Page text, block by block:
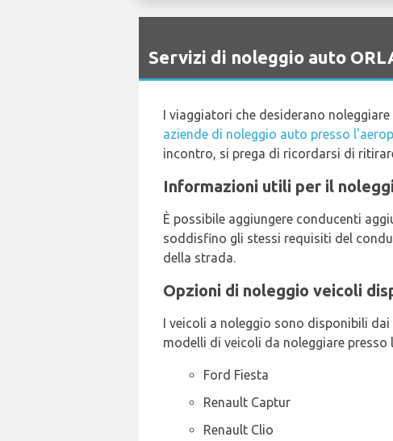
Servizi di noleggio auto
I viaggiatori che desiderano
aziende di noleggio auto presso
incontro, si prega di ricordarsi di
Informazioni utili per il
È possibile aggiungere conducenti
soddisfino gli stessi requisiti del
della strada.
Opzioni di noleggio veicoli
I veicoli a noleggio sono disponibili
modelli di veicoli da noleggiare
Ford Fiesta
Renault Captur
Renault Clio